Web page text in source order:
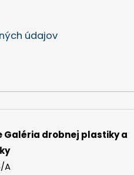
údajov
Galéria drobnej plastiky a
A